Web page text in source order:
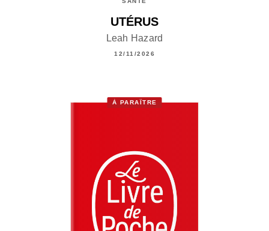
UTÉRUS
Leah Hazard
12/11/2026
À PARAÎTRE